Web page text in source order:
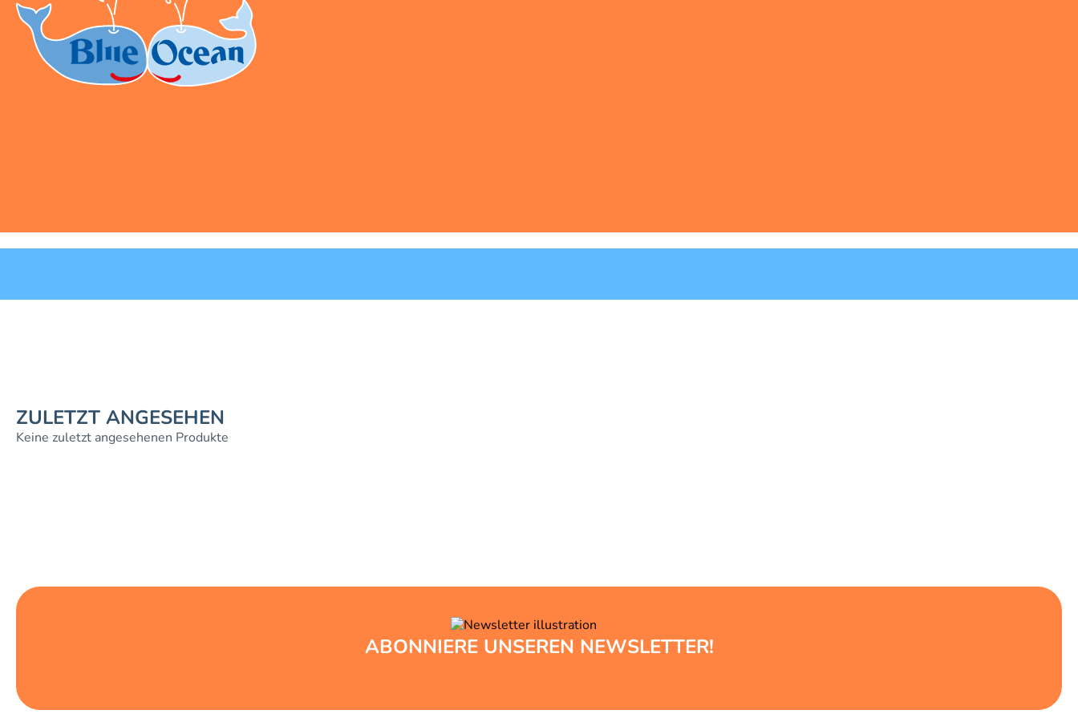
ZULETZT ANGESEHEN
Keine zuletzt angesehenen Produkte
ABONNIERE UNSEREN NEWSLETTER!